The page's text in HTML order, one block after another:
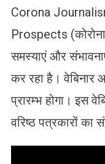
Corona
Prospects (कोरोना
समस्याएं और
कर रहा है। वेबिनार
प्रारम्भ होगा। इस
वरिष्ठ पत्रकारों का